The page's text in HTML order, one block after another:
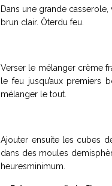
Dans une grande casserole,
brun clair. Ôterdu feu.
Verser le mélanger crème
le feu jusqu’aux premiers
mélanger le tout.
Ajouter ensuite les cubes
dans des moules
heuresminimum.